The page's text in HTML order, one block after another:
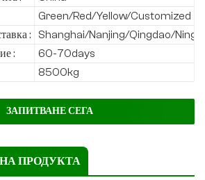
Green/Red/Yellow/Customized
:
Shanghai/Nanjing/Qingdao/
:
60-70days
8500kg
ЗАПИТВАНЕ СЕГА
ПРОДУКТА